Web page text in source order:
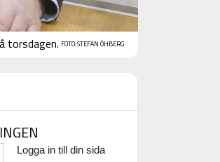
FOTO: STEFAN ÖHBERG
torsdagen.
Logga in till din sida